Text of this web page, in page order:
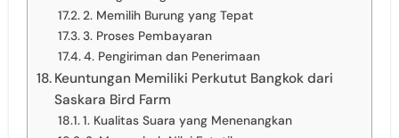
2. Memilih Burung yang Tepat
3. Proses Pembayaran
4. Pengiriman dan Penerimaan
Keuntungan Memiliki Perkutut Bangkok dari
Saskara Bird Farm
1. Kualitas Suara yang Menenangkan